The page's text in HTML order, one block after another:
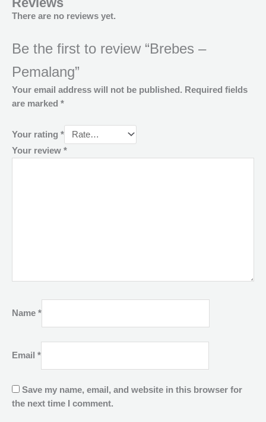
There are no reviews yet.
Be the first to review “Brebes –
Pemalang”
Your email address will not be published. Required fields
are marked *
Your rating *
Your review *
Name *
Email *
Save my name, email, and website in this browser for
the next time I comment.